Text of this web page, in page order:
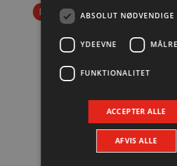
Nyhed ABSOLUT NØDVENDIGE
YDEEVNE
FUNKTIONALITET
ACCEPTER ALLE
AFVIS ALLE